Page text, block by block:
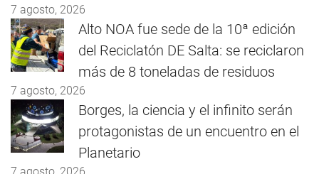
7 agosto, 2026
Alto NOA fue sede de la 10ª edición
del Reciclatón DE Salta: se reciclaron
más de 8 toneladas de residuos
7 agosto, 2026
Borges, la ciencia y el infinito serán
protagonistas de un encuentro en el
Planetario